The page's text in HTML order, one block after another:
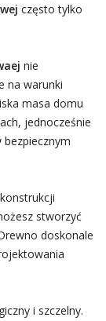
często tylko
nie
na warunki
masa domu
jednocześnie
stworzyć
doskonale
i szczelny.